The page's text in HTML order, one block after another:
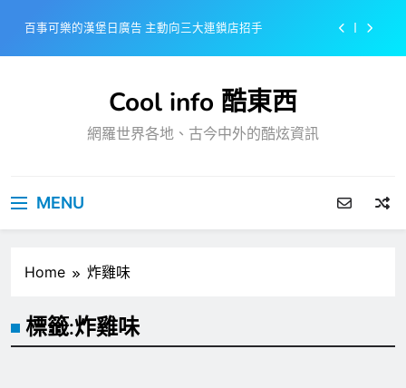
content
百事可樂的漢堡日廣告 主動向三大連鎖店招手
戴著金牌的醬油瓶 市佔率第一的龜甲萬廣告
感動落淚也笑到流淚的斷髮式
Cool info 酷東西
網羅世界各地、古今中外的酷炫資訊
MENU
Home 炸雞味
標籤:炸雞味